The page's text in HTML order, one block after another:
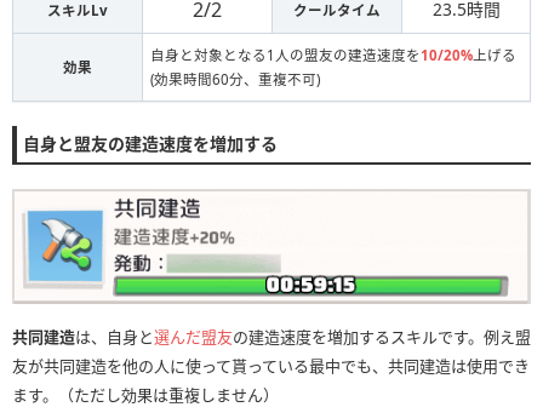
スキルLv 2/2 クールタイム 23.5時間
効果
自身と対象となる1人の盟友の建造速度を 10/20% 上げる
(効果時間60分、重複不可)
自身と盟友の建造速度を増加する
共同建造は、自身と選んだ盟友の建造速度を増加するスキルです。例え盟
友が共同建造を他の人に使って貰っている最中でも、共同建造は使用でき
ます。（ただし効果は重複しません）